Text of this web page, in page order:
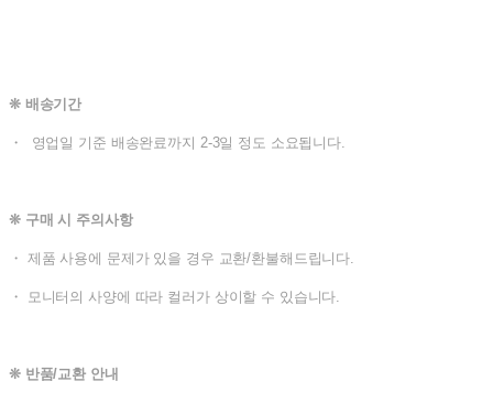
❊ 배송기간
・ 영업일 기준 배송완료까지 2-3일 정도 소요됩니다.
❊ 구매 시 주의사항
・ 제품 사용에 문제가 있을 경우 교환/환불해드립니다.
・ 모니터의 사양에 따라 컬러가 상이할 수 있습니다.
❊ 반품/교환 안내